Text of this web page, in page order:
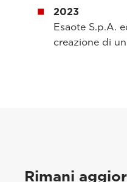
2023
Esaote S.p.A.
creazione di
Rimani